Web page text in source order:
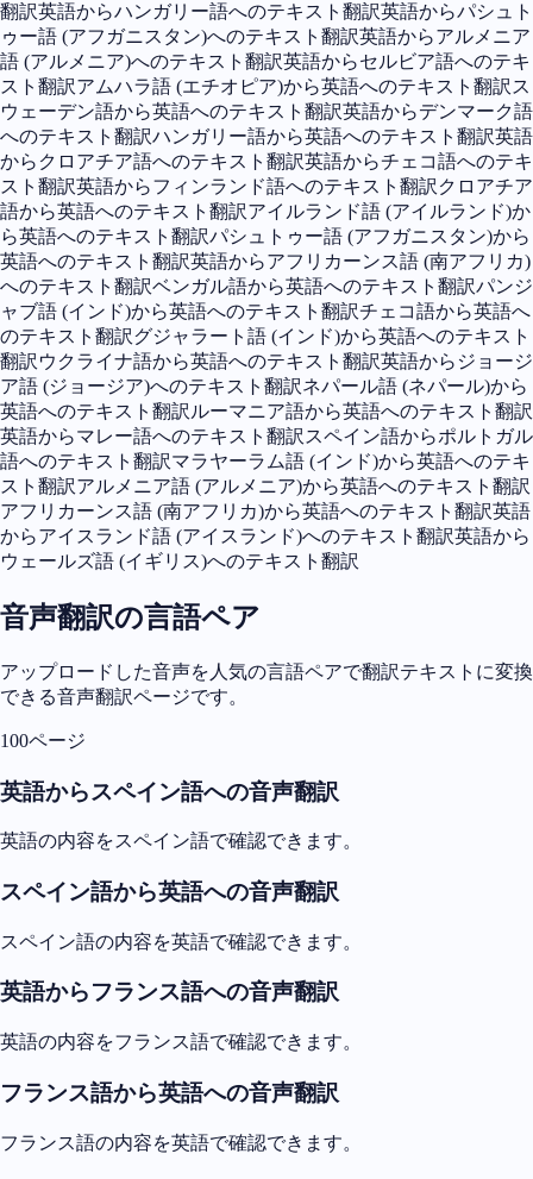
翻訳英語からハンガリー語へのテキスト翻訳英語からパシュト
ゥー語 (アフガニスタン)へのテキスト翻訳英語からアルメニア
語 (アルメニア)へのテキスト翻訳英語からセルビア語へのテキ
スト翻訳アムハラ語 (エチオピア)から英語へのテキスト翻訳 ス
ウェーデン語から英語へのテキスト翻訳英語からデンマーク語
へのテキスト翻訳ハンガリー語から英語へのテキスト翻訳英語
からクロアチア語へのテキスト翻訳英語からチェコ語へのテキ
スト翻訳英語からフィンランド語へのテキスト翻訳 クロアチア
語から英語へのテキスト翻訳アイルランド語 (アイルランド)か
ら英語へのテキスト翻訳パシュトゥー語 (アフガニスタン)から
英語へのテキスト翻訳英語からアフリカーンス語 (南アフリカ)
へのテキスト翻訳ベンガル語から英語へのテキスト翻訳パンジ
ャブ語 (インド)から英語へのテキスト翻訳チェコ語から英語へ
のテキスト翻訳グジャラート語 (インド)から英語へのテキスト
翻訳 ウクライナ語から英語へのテキスト翻訳英語からジョージ
ア語 (ジョージア)へのテキスト翻訳ネパール語 (ネパール)から
英語へのテキスト翻訳 ルーマニア語から英語へのテキスト翻訳
英語からマレー語へのテキスト翻訳 スペイン語からポルトガル
語へのテキスト翻訳マラヤーラム語 (インド)から英語へのテキ
スト翻訳アルメニア語 (アルメニア)から英語へのテキスト翻訳
アフリカーンス語 (南アフリカ)から英語へのテキスト翻訳英語
からアイスランド語 (アイスランド)へのテキスト翻訳英語から
ウェールズ語 (イギリス)へのテキスト翻訳
音声翻訳の言語ペア
アップロードした音声を人気の言語ペアで翻訳テキストに変換
できる音声翻訳ページです。
100ページ
英語からスペイン語への音声翻訳
英語の内容をスペイン語で確認できます。
スペイン語から英語への音声翻訳
スペイン語の内容を英語で確認できます。
英語からフランス語への音声翻訳
英語の内容をフランス語で確認できます。
フランス語から英語への音声翻訳
フランス語の内容を英語で確認できます。